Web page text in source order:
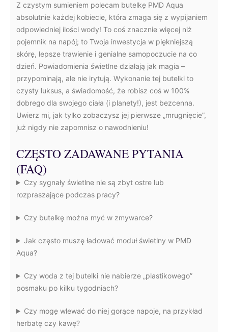
Z czystym sumieniem polecam butelkę PMD Aqua
absolutnie każdej kobiecie, która zmaga się z wypijaniem
odpowiedniej ilości wody! To coś znacznie więcej niż
pojemnik na napój; to Twoja inwestycja w piękniejszą
skórę, lepsze trawienie i genialne samopoczucie na co
dzień. Powiadomienia świetlne działają jak magia –
przypominają, ale nie irytują. Wykonanie tej butelki to
czysty luksus, a świadomość, że robisz coś w 100%
dobrego dla swojego ciała (i planety!), jest bezcenna.
Uwierz mi, jak tylko zobaczysz jej pierwsze „mrugnięcie”,
już nigdy nie zapomnisz o nawodnieniu!
CZĘSTO ZADAWANE PYTANIA
(FAQ)
Czy sygnały świetlne nie są zbyt ostre lub
rozpraszające podczas pracy?
Czy butelkę można myć w zmywarce?
Jak często muszę ładować moduł świetlny w PMD
Aqua?
Czy woda z tej butelki nie nabierze „plastikowego”
posmaku po kilku tygodniach?
Czy mogę wlewać do niej gorące napoje, na przykład
herbatę czy kawę?